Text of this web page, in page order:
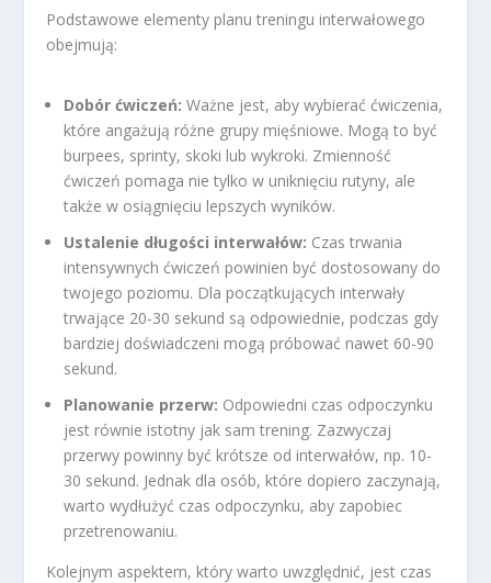
Podstawowe elementy planu treningu interwałowego
obejmują:
Dobór ćwiczeń: Ważne jest, aby wybierać ćwiczenia,
które angażują różne grupy mięśniowe. Mogą to być
burpees, sprinty, skoki lub wykroki. Zmienność
ćwiczeń pomaga nie tylko w uniknięciu rutyny, ale
także w osiągnięciu lepszych wyników.
Ustalenie długości interwałów: Czas trwania
intensywnych ćwiczeń powinien być dostosowany do
twojego poziomu. Dla początkujących interwały
trwające 20-30 sekund są odpowiednie, podczas gdy
bardziej doświadczeni mogą próbować nawet 60-90
sekund.
Planowanie przerw: Odpowiedni czas odpoczynku
jest równie istotny jak sam trening. Zazwyczaj
przerwy powinny być krótsze od interwałów, np. 10-
30 sekund. Jednak dla osób, które dopiero zaczynają,
warto wydłużyć czas odpoczynku, aby zapobiec
przetrenowaniu.
Kolejnym aspektem, który warto uwzględnić, jest czas